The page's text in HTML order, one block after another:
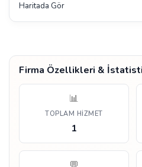
Haritada Gör
Firma Özellikleri &
📊
TOPLAM HIZMET
1